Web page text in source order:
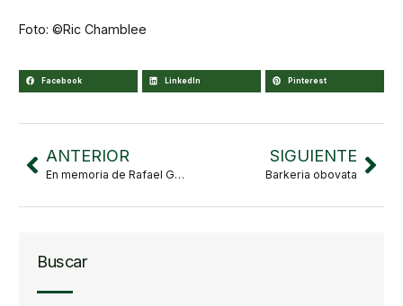
Foto: ©Ric Chamblee
Facebook LinkedIn Pinterest
ANTERIOR
En memoria de Rafael Guzmán Mejía
SIGUIENTE
Barkeria obovata
Buscar